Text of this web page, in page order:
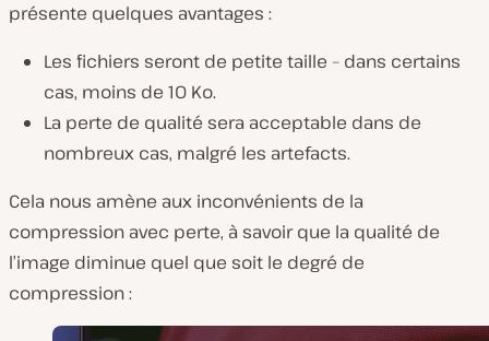
présente quelques avantages :
Les fichiers seront de petite taille – dans certains
cas, moins de 10 Ko.
La perte de qualité sera acceptable dans de
nombreux cas, malgré les artefacts.
Cela nous amène aux inconvénients de la
compression avec perte, à savoir que la qualité de
l’image diminue quel que soit le degré de
compression :